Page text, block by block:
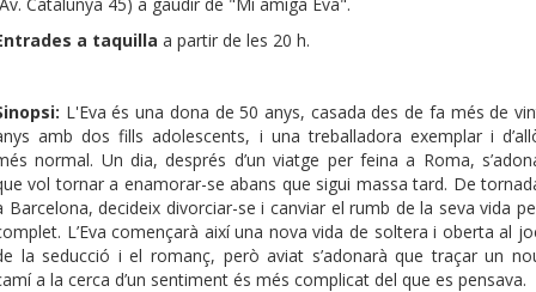
a taquilla a partir de les 20 h.
L'Eva és una dona de 50 anys, casada des de fa més de
amb dos fills adolescents, i una treballadora exemplar i
normal. Un dia, després d’un viatge per feina a Roma,
vol tornar a enamorar-se abans que sigui massa tard. De
Barcelona, decideix divorciar-se i canviar el rumb de la seva vida
L’Eva començarà així una nova vida de soltera i oberta al
la seducció i el romanç, però aviat s’adonarà que traçar un
a la cerca d’un sentiment és més complicat del que es pensava.